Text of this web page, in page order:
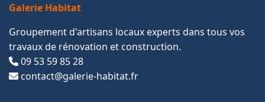
Galerie Habitat
Groupement d'artisans locaux experts dans tous vos
travaux de rénovation et construction.
09 53 59 85 28
contact@galerie-habitat.fr